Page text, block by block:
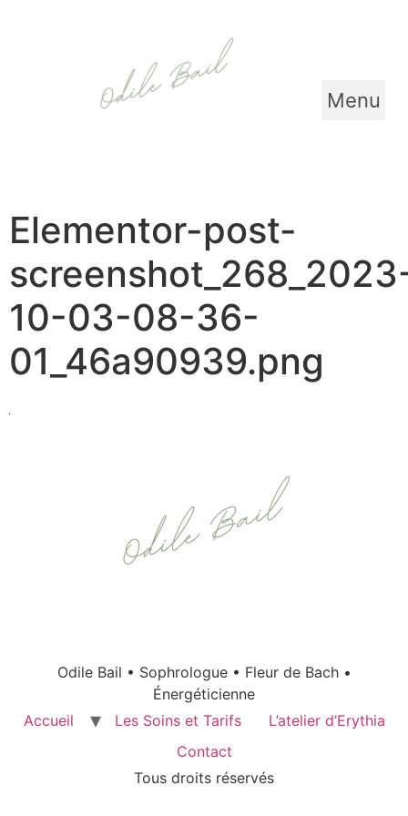
Menu
Elementor-post-
10-03-08-36-
01_46a90939.png
Odile Bail • Sophrologue • Fleur de Bach •
Énergéticienne
Accueil
Les Soins et Tarifs
L’atelier d’Erythia
Contact
Tous droits réservés